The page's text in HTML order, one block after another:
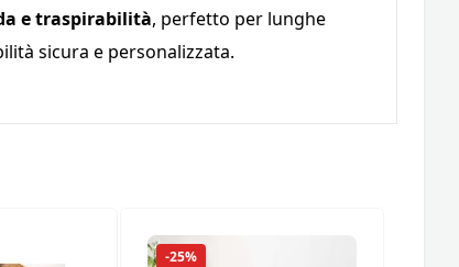
e traspirabilità, perfetto per lunghe
sicura e personalizzata.
-25%